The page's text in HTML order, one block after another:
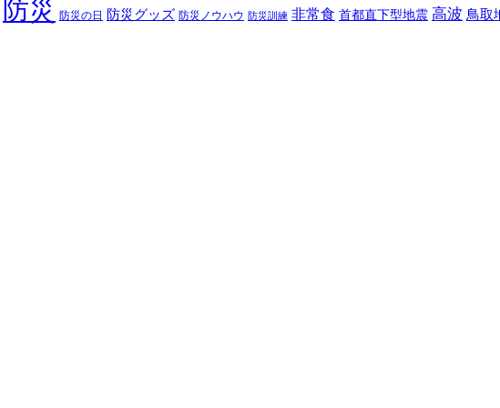
防災 防災の日 防災グッズ 防災ノウハウ 防災訓練 非常食 首都直下型地震 高波 鳥取